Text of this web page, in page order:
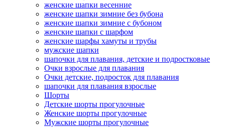
женские шапки весенние
женские шапки зимние без бубона
женские шапки зимние с бубоном
женские шапки с шарфом
женские шарфы хамуты и трубы
мужские шапки
шапочки для плавания, детские и подростковые
Очки взрослые для плавания
Очки детские, подросток для плавания
шапочки для плавания взрослые
Шорты
Детские шорты прогулочные
Женские шорты прогулочные
Мужские шорты прогулочные